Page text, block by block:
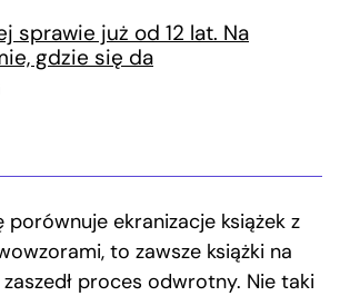
sprawie już od 12 lat. Na
gdzie się da
porównuje ekranizacje książek z
to zawsze książki na
proces odwrotny. Nie taki